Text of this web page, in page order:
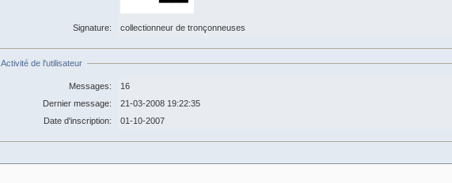
Signature: collectionneur de tronçonneuses
Activité de l'utilisateur
Messages:
16
Dernier message:
21-03-2008 19:22:35
Date d'inscription:
01-10-2007